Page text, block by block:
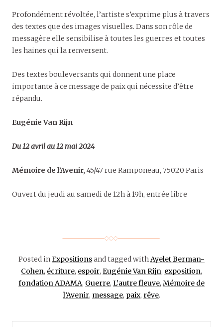
Profondément révoltée, l’artiste s’exprime plus à travers
des textes que des images visuelles. Dans son rôle de
messagère elle sensibilise à toutes les guerres et toutes
les haines qui la renversent.
Des textes bouleversants qui donnent une place
importante à ce message de paix qui nécessite d’être
répandu.
Eugénie Van Rijn
Du 12 avril au 12 mai 2024
Mémoire de l’Avenir, 45/47 rue Ramponeau, 75020 Paris
Ouvert du jeudi au samedi de 12h à 19h, entrée libre
Posted inExpositionsand tagged withAyelet Berman-
Cohen, écriture, espoir, Eugénie Van Rijn, exposition,
fondation ADAMA, Guerre, L’autre fleuve, Mémoire de
l’Avenir, message, paix, rêve.